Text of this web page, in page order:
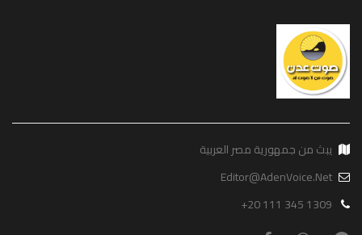
يبث من جمهورية مصر العربية
Editor@AdenVoice.Net
+20 111 345 1309